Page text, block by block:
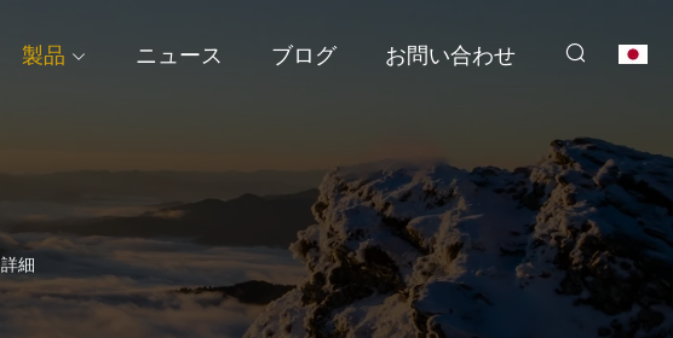
製品 ニュース ブログ お問い合わせ
詳細